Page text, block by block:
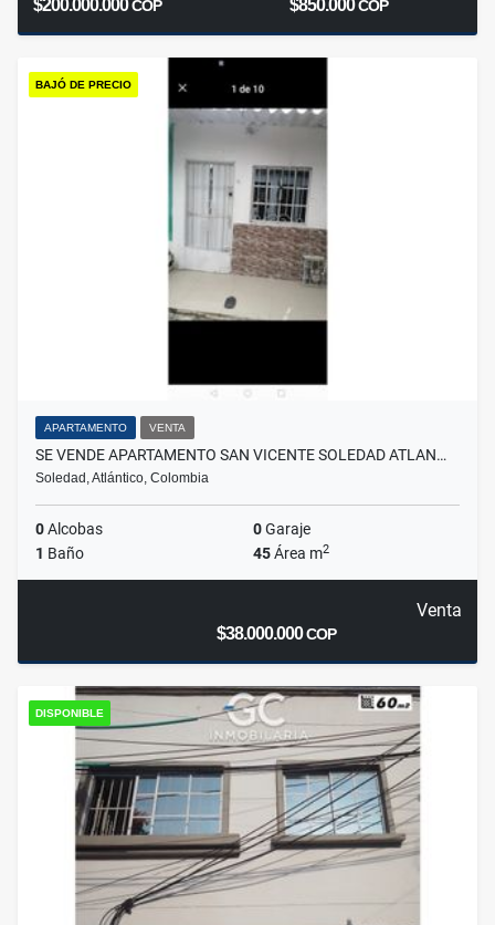
$200.000.000COP $850.000COP
BAJÓ DE PRECIO
APARTAMENTO VENTA
SE VENDE APARTAMENTO SAN VICENTE SOLEDAD ATLAN…
Soledad, Atlántico, Colombia
0Alcobas 0Garaje
1 Baño 45Área m2
Venta
$38.000.000COP
DISPONIBLE